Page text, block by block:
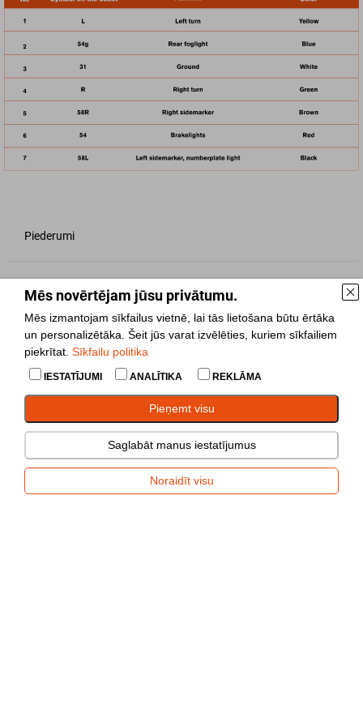
Mēs novērtējam jūsu privātumu.
Mēs izmantojam sīkfailus vietnē, lai tās lietošana būtu ērtāka
un personalizētāka. Šeit jūs varat izvēlēties, kuriem sīkfailiem
piekrītat. Sīkfailu politika
IESTATĪJUMI ANALĪTIKA REKLĀMA
Pieņemt visu
Saglabāt manus iestatījumus
Noraidīt visu
Piederumi
Rezerves daļas
Īpašības
Ilgtspēja